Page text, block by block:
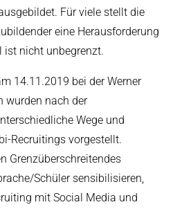
Für viele stellt die
eine Herausforderung
ist nicht unbegrenzt.
14.11.2019 bei der Werner
wurden nach der
Wege und
Recruitings vorgestellt.
Grenzüberschreitendes
Schüler sensibilisieren,
mit Social Media und